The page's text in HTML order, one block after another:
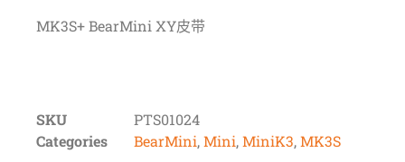
MK3S+ BearMini XY皮带
SKU
PTS01024
Categories
BearMini,Mini,MiniK3,MK3S